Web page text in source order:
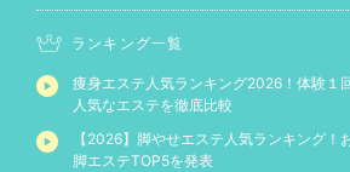
ランキング一覧
痩身エステ人気ランキング2026！体験１
人気なエステを徹底比較
【2026】脚やせエステ人気ランキング！
脚エステTOP5を発表